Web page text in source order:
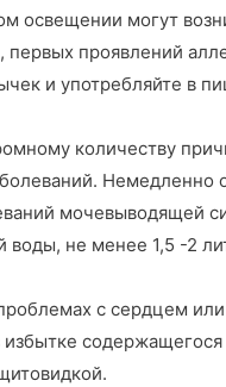
освещении могут
проявлений
и употребляйте в
количеству
Немедленно
мочевыводящей
не менее 1,5 -2
с сердцем
содержащегося